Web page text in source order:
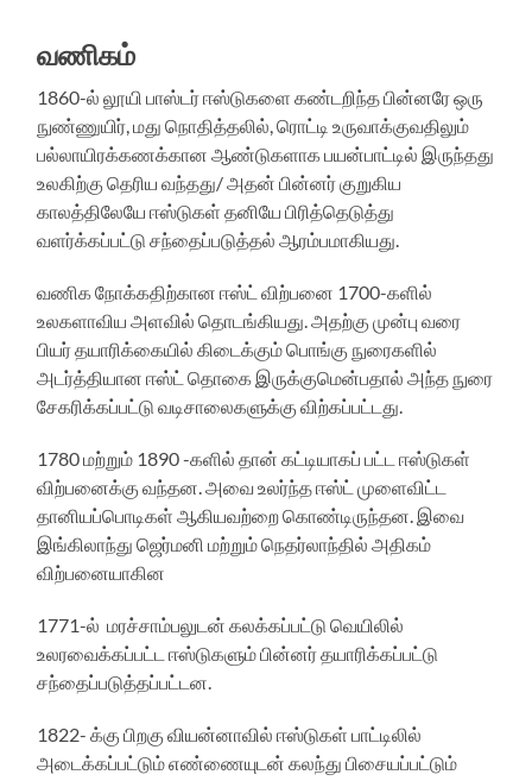
வணிகம்
1860-ல் லூயி பாஸ்டர் ஈஸ்டுகளை கண்டறிந்த பின்னரே ஒரு
நுண்ணுயிர், மது நொதித்தலில், ரொட்டி உருவாக்குவதிலும்
பல்லாயிரக்கணக்கான ஆண்டுகளாக பயன்பாட்டில் இருந்தது
உலகிற்கு தெரிய வந்தது/ அதன் பின்னர் குறுகிய
காலத்திலேயே ஈஸ்டுகள் தனியே பிரித்தெடுத்து
வளர்க்கப்பட்டு சந்தைப்படுத்தல் ஆரம்பமாகியது.
வணிக நோக்கதிற்கான ஈஸ்ட் விற்பனை 1700-களில்
உலகளாவிய அளவில் தொடங்கியது. அதற்கு முன்பு வரை
பியர் தயாரிக்கையில் கிடைக்கும் பொங்கு நுரைகளில்
அடர்த்தியான ஈஸ்ட் தொகை இருக்குமென்பதால் அந்த நுரை
சேகரிக்கப்பட்டு வடிசாலைகளுக்கு விற்கப்பட்டது.
1780 மற்றும் 1890 -களில் தான் கட்டியாகப் பட்ட ஈஸ்டுகள்
விற்பனைக்கு வந்தன. அவை உலர்ந்த ஈஸ்ட் முளைவிட்ட
தானியப்பொடிகள் ஆகியவற்றை கொண்டிருந்தன. இவை
இங்கிலாந்து ஜெர்மனி மற்றும் நெதர்லாந்தில் அதிகம்
விற்பனையாகின
1771-ல் மரச்சாம்பலுடன் கலக்கப்பட்டு வெயிலில்
உலரவைக்கப்பட்ட ஈஸ்டுகளும் பின்னர் தயாரிக்கப்பட்டு
சந்தைப்படுத்தப்பட்டன.
1822- க்கு பிறகு வியன்னாவில் ஈஸ்டுகள் பாட்டிலில்
அடைக்கப்பட்டும் எண்ணையுடன் கலந்து பிசையப்பட்டும்